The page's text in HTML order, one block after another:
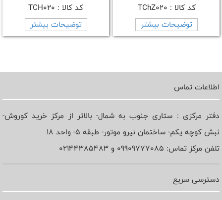
کد کالا : TChZ020
توضیحات بیشتر
کد کالا : TCH020
توضیحات بیشتر
اطلاعات تماس
دفتر مرکزی : ستاری جنوب به شمال- بالاتر از مرکز خرید کوروش-
نبش کوچه یکم- ساختمان نیرو موتور- طبقه 5- واحد 18
تلفن مرکز تماس: 09909777085 و 02144385483
دسترسی سریع